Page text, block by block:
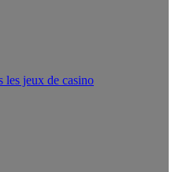
les jeux de casino